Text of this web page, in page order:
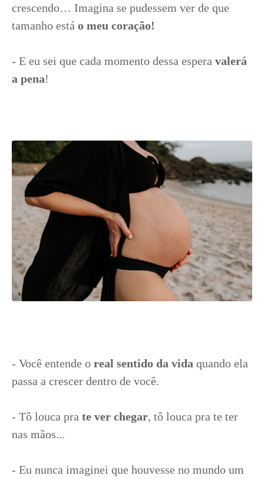
crescendo… Imagina se pudessem ver de que
tamanho está o meu coração!
- E eu sei que cada momento dessa espera valerá
a pena!
- Você entende o real sentido da vida quando ela
passa a crescer dentro de você.
- Tô louca pra te ver chegar, tô louca pra te ter
nas mãos...
- Eu nunca imaginei que houvesse no mundo um